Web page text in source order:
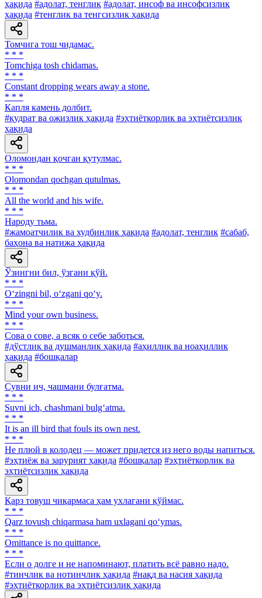
ҳақида #адолат, тенглик #адолат, инсоф ва инсофсизлик
ҳақида #тенглик ва тенгсизлик ҳақида
Томчига тош чидамас.
* * *
Tomchiga tosh chidamas.
* * *
Constant dropping wears away a stone.
* * *
Капля камень долбит.
#қудрат ва ожизлик ҳақида #эҳтиёткорлик ва эҳтиётсизлик
ҳақида
Оломондан қочган қутулмас.
* * *
Olomondan qochgan qutulmas.
* * *
All the world and his wife.
* * *
Народу тьма.
#жамоатчилик ва худбинлик ҳақида #адолат, тенглик #сабаб,
баҳона ва натижа ҳақида
Ўзингни бил, ўзгани қўй.
* * *
O‘zingni bil, o‘zgani qo‘y.
* * *
Mind your own business.
* * *
Сова о сове, а всяк о себе заботься.
#дўстлик ва душманлик ҳақида #аҳиллик ва ноаҳиллик
ҳақида #бошқалар
Сувни ич, чашмани булғатма.
* * *
Suvni ich, chashmani bulg‘atma.
* * *
It is an ill bird that fouls its own nest.
* * *
He плюй в колодец — может придется из него воды напиться.
#эҳтиёж ва зарурият ҳақида #бошқалар #эҳтиёткорлик ва
эҳтиётсизлик ҳақида
Қарз товуш чиқармаса ҳам ухлагани қўймас.
* * *
Qarz tovush chiqarmasa ham uxlagani qo‘ymas.
* * *
Omittance is no quittance.
* * *
Если о долге и не напоминают, платить всё равно надо.
#тинчлик ва нотинчлик ҳақида #нақд ва насия ҳақида
#эҳтиёткорлик ва эҳтиётсизлик ҳақида